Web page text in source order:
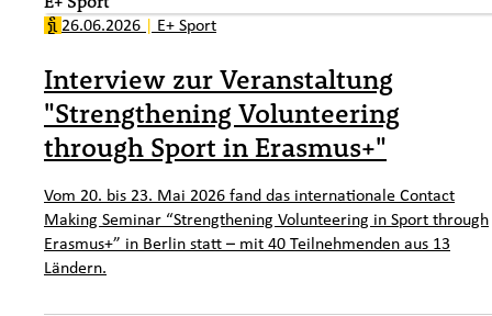
26.06.2026 | E+ Sport
Interview zur Veranstaltung
"Strengthening Volunteering
through Sport in Erasmus+"
Vom 20. bis 23. Mai 2026 fand das internationale Contact
Making Seminar “Strengthening Volunteering in Sport through
Erasmus+” in Berlin statt – mit 40 Teilnehmenden aus 13
Ländern.